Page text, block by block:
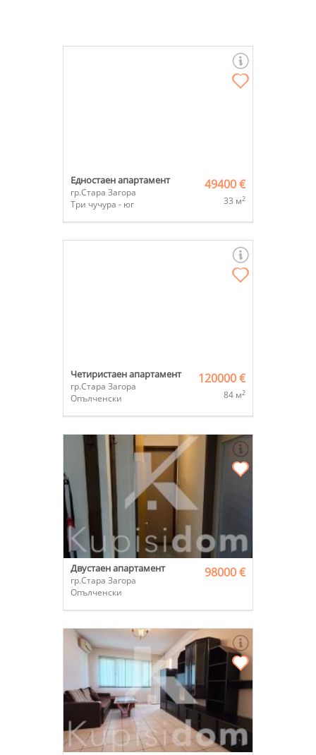
Едностаен апартамент
гр.Стара Загора
Три чучура - юг
49400 €
33 м2
Четиристаен апартамент
гр.Стара Загора
Опълченски
120000 €
84 м2
Двустаен апартамент
гр.Стара Загора
Опълченски
98000 €